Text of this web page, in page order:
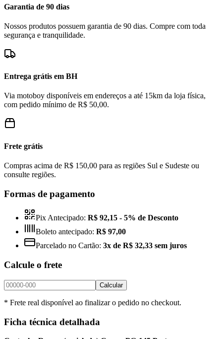
Garantia de 90 dias
Nossos produtos possuem garantia de 90 dias. Compre com toda
segurança e tranquilidade.
Entrega grátis em BH
Via motoboy disponíveis em endereços a até 15km da loja física,
com pedido mínimo de R$ 50,00.
Frete grátis
Compras acima de R$ 150,00 para as regiões Sul e Sudeste ou
consulte regiões.
Formas de pagamento
Pix Antecipado: R$ 92,15 - 5% de Desconto
Boleto antecipado: R$ 97,00
Parcelado no Cartão: 3x de R$ 32,33 sem juros
Calcule o frete
Calcular
* Frete real disponível ao finalizar o pedido no checkout.
Ficha técnica detalhada